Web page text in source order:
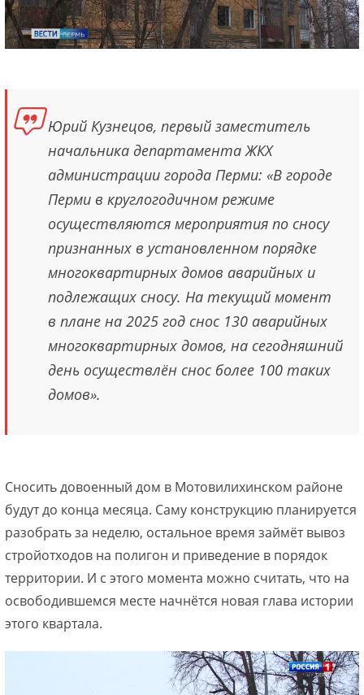
Юрий Кузнецов, первый заместитель
начальника департамента ЖКХ
администрации города Перми: «В городе
Перми в круглогодичном режиме
осуществляются мероприятия по сносу
признанных в установленном порядке
многоквартирных домов аварийных и
подлежащих сносу. На текущий момент
в плане на 2025 год снос 130 аварийных
многоквартирных домов, на сегодняшний
день осуществлён снос более 100 таких
домов».
Сносить довоенный дом в Мотовилихинском районе
будут до конца месяца. Саму конструкцию планируется
разобрать за неделю, остальное время займёт вывоз
стройотходов на полигон и приведение в порядок
территории. И с этого момента можно считать, что на
освободившемся месте начнётся новая глава истории
этого квартала.